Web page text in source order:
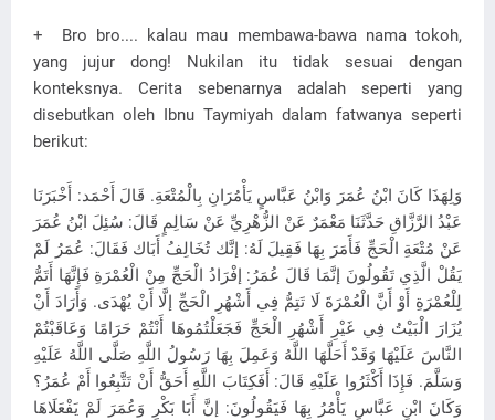
+ Bro bro.... kalau mau membawa-bawa nama tokoh,
yang jujur dong! Nukilan itu tidak sesuai dengan
konteksnya. Cerita sebenarnya adalah seperti yang
disebutkan oleh Ibnu Taymiyah dalam fatwanya seperti
berikut:
وَلِهَذَا كَانَ ابْنُ عُمَرَ وَابْنُ عَبَّاسٍ يَأْمُرَانِ بِالْمُتْعَةِ. قَالَ أَحْمَد: أَخْبَرَنَا
عَبْدُ الرَّزَّاقِ حَدَّثَنَا مَعْمَرٌ عَنْ الزُّهْرِيِّ عَنْ سَالِمٍ قَالَ: سُئِلَ ابْنُ عُمَرَ
عَنْ مُتْعَةِ الْحَجِّ فَأَمَرَ بِهَا فَقِيلَ لَهُ: إنَّك تُخَالِفُ أَبَاك فَقَالَ: عُمَرُ لَمْ
يَقُلْ الَّذِي تَقُولُونَ إنَّمَا قَالَ عُمَرُ: إفْرَادُ الْحَجِّ مِنْ الْعُمْرَةِ فَإِنَّهَا أَتَمُّ
لِلْعُمْرَةِ أَوْ أَنَّ الْعُمْرَةَ لَا تَتِمُّ فِي أَشْهُرِ الْحَجِّ إلَّا أَنْ يُهْدَى. وَأَرَادَ أَنْ
يُزَارَ الْبَيْتُ فِي غَيْرِ أَشْهُرِ الْحَجِّ فَجَعَلْتُمُوهَا أَنْتُمْ حَرَامًا وَعَاقَبْتُمْ
النَّاسَ عَلَيْهَا وَقَدْ أَحَلَّهَا اللَّهُ وَعَمِلَ بِهَا رَسُولُ اللَّهِ صَلَّى اللَّهُ عَلَيْهِ
وَسَلَّمَ. فَإِذَا أَكْثَرُوا عَلَيْهِ قَالَ: أَفَكِتَابَ اللَّهِ أَحَقُّ أَنْ تَتَّبِعُوا أَمْ عُمَرُ؟
وَكَانَ ابْنِ عَبَّاسٍ يَأْمُرُ بِهَا فَيَقُولُونَ: إنَّ أَبَا بَكْرٍ وَعُمَرَ لَمْ يَفْعَلَاهَا